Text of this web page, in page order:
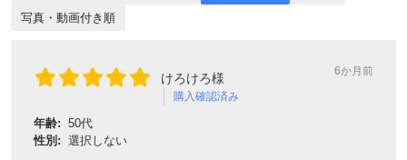
写真・動画付き順
けろけろ様
購入確認済み
6か月前
年齢: 50代
性別: 選択しない